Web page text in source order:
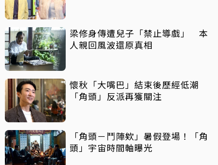
梁修身傳遭兒子「禁止導戲」 本
人親回風波還原真相
懷秋「大嘴巴」結束後歷經低潮
「角頭」反派再獲關注
「角頭－鬥陣欸」暑假登場！「角
頭」宇宙時間軸曝光